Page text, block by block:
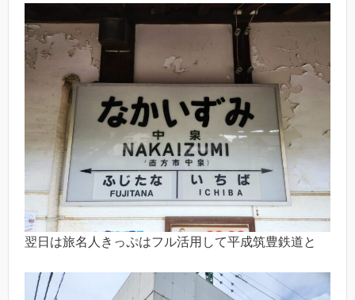
翌日は旅名人きっぷはフル活用して平成筑豊鉄道と